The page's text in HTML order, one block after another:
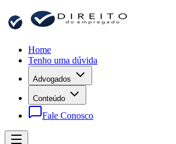
Home
Tenho uma dúvida
Advogados
Conteúdo
Fale Conosco